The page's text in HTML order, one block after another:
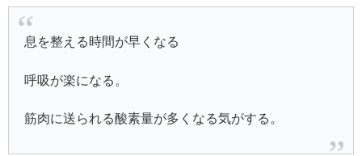
息を整える時間が早くなる
呼吸が楽になる。
筋肉に送られる酸素量が多くなる気がする。